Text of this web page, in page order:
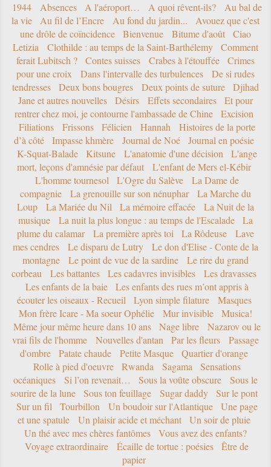
1944 Absences A l'aéroport… A quoi rêvent-ils?
Au bal de
la vie
Au fil de l’Encre Au fond du jardin...
Avouez que c'est
une drôle de coïncidence
Bienvenue Bitume d'août
Ciao
Letizia
Clothilde : au temps de la Saint-Barthélemy
Comment
ferait Lubitsch ?
Contes suisses Crabes à l'étouffée
Crimes
pour une croix
Dans l'intervalle des turbulences
De si rudes
tendresses
Deux bons bougres Deux points de suture
Djihad
Jane et autres nouvelles
Désirs Effets secondaires
Et pour
rentrer chez moi, je contourne l'ambassade de Chine
Excision
Filiations
Frissons Félicien Hannah
Histoires de la porte
d’à côté
Impasse khmère Journal de Noé
Journal en poésie
K-Squat-Balade
Kitsune L'anatomie d'une décision
L'ange
mort, leçons d'amnésie par défaut
L'enfant de Mers el-Kébir
L'homme tournesol
L'Ogre du Salève
La Dame de
compagnie
La grenouille sur son nénuphar
La Marche du
Loup
La Mariée du Nil La mémoire effacée
La Nuit de la
musique
La nuit la plus longue : au temps de l'Escalade
La
plume du calamar
La première après toi La Rôdeuse
Lave
mes cendres
Le disparu de Lutry
Le don d'Elise - Conte de la
montagne
Le point de vue de la sardine
Le rire du grand
corbeau
Les battantes Les cadavres invisibles
Les dravasses
Les enfants de la baie
Les enfants des rues m’ont appris à
écouter les oiseaux - Recueil
Lyon simple filature
Masques
Mon frère Icare - Ma soeur Ophélie
Mur invisible
Musica!
Même jour même heure dans 10 ans
Nage libre
Nazarov ou le
vrai fils de l'homme
Nouvelles d'antan Par les fleurs
Passage
d'ombre
Patate chaude Petite Masque
Quartier d'orange
Rolle à pied d'oeuvre
Rwanda Sagama
Sensations
océaniques
Si l’on revenait… Sous la voûte obscure
Sous le
sourire de la lune
Sous ton feuillage Sugar daddy
Sur le pont
Sur un fil
Tourbillon Un boudoir sur l'Atlantique
Une page
et une spatule
Un plaisir acide et méchant
Un soir de pluie
Un thé avec mes chères fantômes
Vous avez des enfants?
Voyage extraordinaire
Écaille de tortue : poésies
Être de
papier